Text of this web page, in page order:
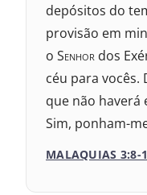
i
a
3
:
l
q
u
i
a
s
:
depósitos do
provisão em
o Senhor dos
céu para
que não haverá
Sim, ponham-
MALAQUIAS 3:8-